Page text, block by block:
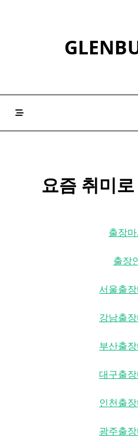
요즘 취미
출장
출장
서울출
강남출
부산출
대구출
인천출
광주출